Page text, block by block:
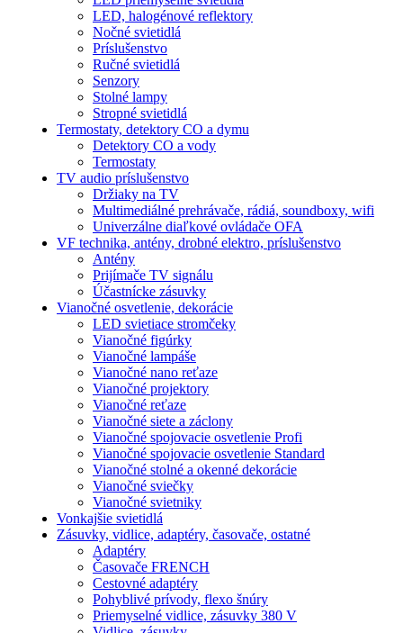
LED, halogénové reflektory
Nočné svietidlá
Príslušenstvo
Ručné svietidlá
Senzory
Stolné lampy
Stropné svietidlá
Termostaty, detektory CO a dymu
Detektory CO a vody
Termostaty
TV audio príslušenstvo
Držiaky na TV
Multimediálné prehrávače, rádiá, soundboxy, wifi
Univerzálne diaľkové ovládače OFA
VF technika, antény, drobné elektro, príslušenstvo
Antény
Prijímače TV signálu
Účastnícke zásuvky
Vianočné osvetlenie, dekorácie
LED svietiace stromčeky
Vianočné figúrky
Vianočné lampáše
Vianočné nano reťaze
Vianočné projektory
Vianočné reťaze
Vianočné siete a záclony
Vianočné spojovacie osvetlenie Profi
Vianočné spojovacie osvetlenie Standard
Vianočné stolné a okenné dekorácie
Vianočné sviečky
Vianočné svietniky
Vonkajšie svietidlá
Zásuvky, vidlice, adaptéry, časovače, ostatné
Adaptéry
Časovače FRENCH
Cestovné adaptéry
Pohyblivé prívody, flexo šnúry
Priemyselné vidlice, zásuvky 380 V